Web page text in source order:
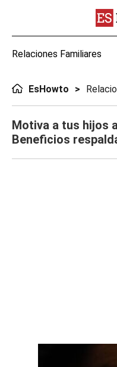
Relaciones Familiares
EsHowto
Motiva a tus hijos
Beneficios